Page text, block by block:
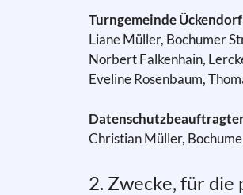
Turngemeinde
Liane Müller, Bochumer
Norbert Falkenhain,
Eveline Rosenbaum,
Christian Müller,
2. Zwecke, für